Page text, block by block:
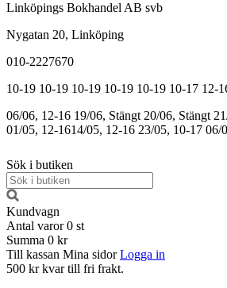
Linköpings Bokhandel AB svb
Nygatan 20, Linköping
010-2227670
10-19 10-19 10-19 10-19 10-19 10-17 12-
06/06, 12-16 19/06, Stängt 20/06, Stängt
01/05, 12-1614/05, 12-16 23/05, 10-17 06/
Sök i butiken
Kundvagn
Antal varor 0 st
Summa 0 kr
Till kassan Mina sidor Logga in
500 kr kvar till fri frakt.